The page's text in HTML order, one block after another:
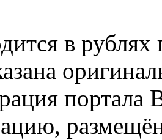
в
портала